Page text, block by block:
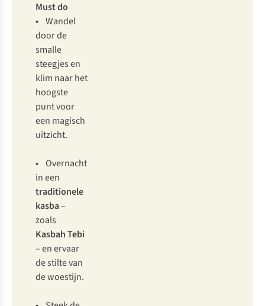
Must do
• Wandel
door de
smalle
steegjes en
klim naar het
hoogste
punt voor
een magisch
uitzicht.
• Overnacht
in een
traditionele
kasba–
zoals
Kasbah Tebi
– en ervaar
de stilte van
de woestijn.